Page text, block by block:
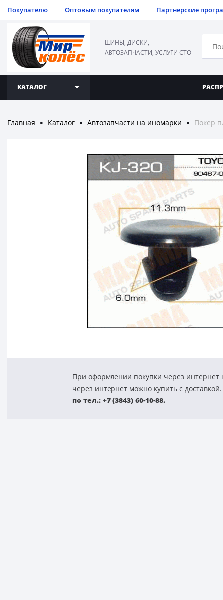
Покупателю Оптовым покупателям Партнерские
ШИНЫ, ДИСКИ,
АВТОЗАПЧАСТИ, УСЛУГИ СТО
КАТАЛОГ
Главная ● Каталог ● Автозапчасти на иномарки ● Покер
При оформлении покупки через интернет
через интернет можно купить с
по тел.: +7 (3843) 60-10-88.